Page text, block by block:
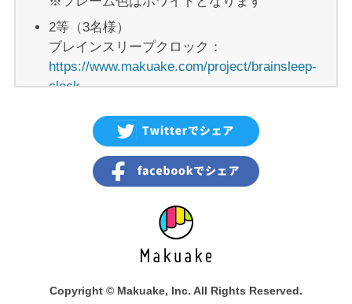
2等（3名様）
ブレインスリープクロック：
https://www.makuake.com/project/brainsleep-
clock
3等（26名様）
SwitchBotカーテン：
●プレゼント発送
2022年5月末頃の配送を予定しております。
※当選者の方にはシェア支援リンクを活用して
投稿頂いたTwitterアカウントに、
配送先住所の確認のためご連絡いたします。当
Copyright © Makuake, Inc. All Rights Reserved.